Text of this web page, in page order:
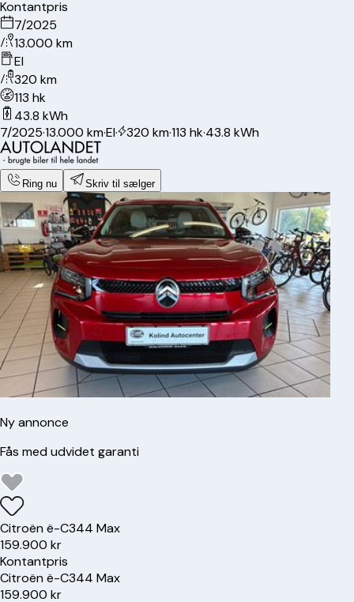
Kontantpris
7/2025
13.000 km
El
320 km
113 hk
43.8 kWh
7/2025·13.000 km·El· 320 km·113 hk·43.8 kWh
Ring nu Skriv til sælger
Ny annonce
Fås med udvidet garanti
Citroënë-C344 Max
159.900 kr
Kontantpris
Citroënë-C344 Max
159.900 kr